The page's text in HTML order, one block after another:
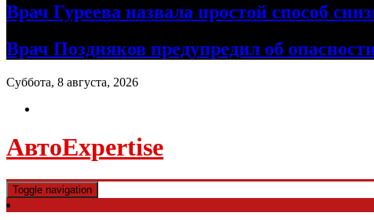
Врач Гуреева назвала простой способ
Врач Поздняков предупредил об
Суббота, 8 августа, 2026
АвтоExpertise
Toggle navigation